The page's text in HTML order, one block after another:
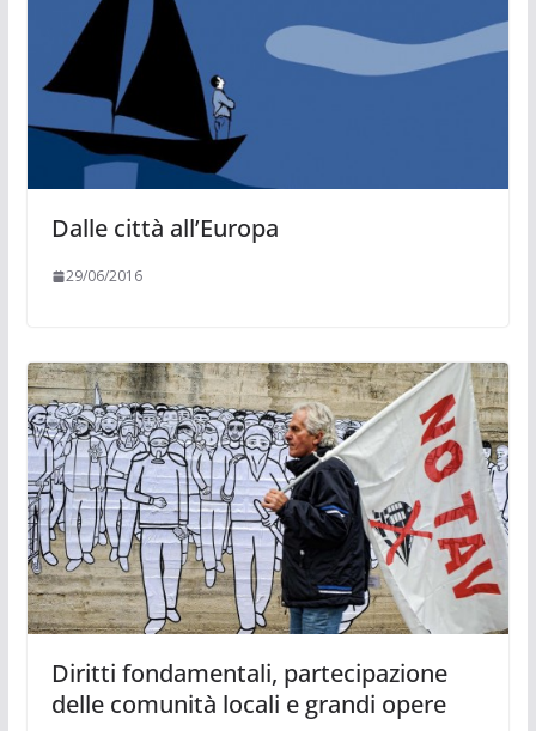
Dalle città all’Europa
29/06/2016
Diritti fondamentali, partecipazione
delle comunità locali e grandi opere